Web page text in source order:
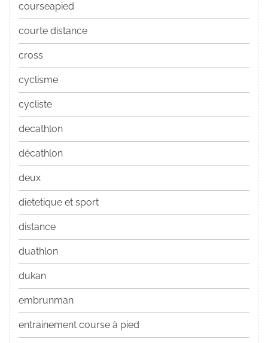
courseapied
courte distance
cross
cyclisme
cycliste
decathlon
décathlon
deux
dietetique et sport
distance
duathlon
dukan
embrunman
entrainement course à pied